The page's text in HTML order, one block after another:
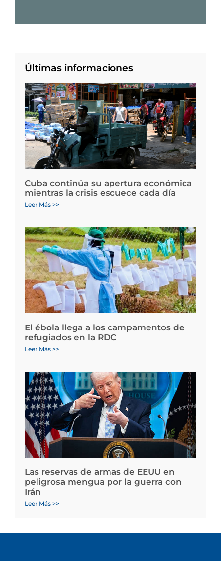
Últimas informaciones
Cuba continúa su apertura económica
mientras la crisis escuece cada día
Leer Más >>
El ébola llega a los campamentos de
refugiados en la RDC
Leer Más >>
Las reservas de armas de EEUU en
peligrosa mengua por la guerra con
Irán
Leer Más >>